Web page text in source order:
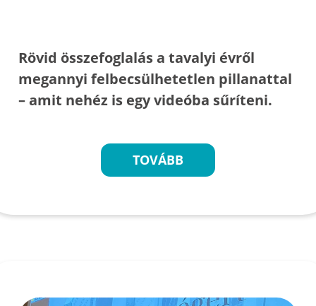
Rövid összefoglalás a tavalyi évről
megannyi felbecsülhetetlen pillanattal
– amit nehéz is egy videóba sűríteni.
TOVÁBB